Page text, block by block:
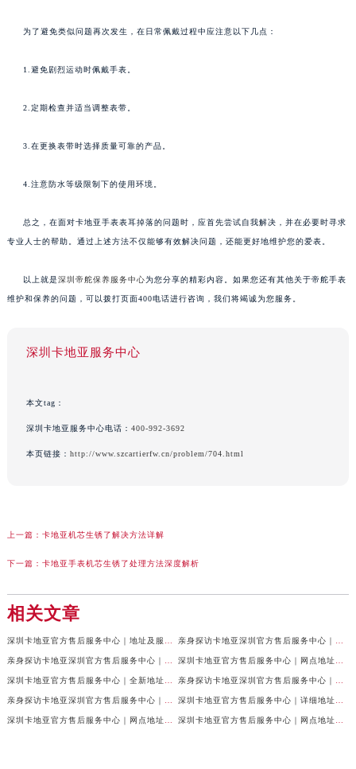
为了避免类似问题再次发生，在日常佩戴过程中应注意以下几点：
1.避免剧烈运动时佩戴手表。
2.定期检查并适当调整表带。
3.在更换表带时选择质量可靠的产品。
4.注意防水等级限制下的使用环境。
总之，在面对卡地亚手表表耳掉落的问题时，应首先尝试自我解决，并在必要时寻求
专业人士的帮助。通过上述方法不仅能够有效解决问题，还能更好地维护您的爱表。
以上就是深圳帝舵保养服务中心为您分享的精彩内容。如果您还有其他关于帝舵手表
维护和保养的问题，可以拨打页面400电话进行咨询，我们将竭诚为您服务。
深圳卡地亚服务中心
本文tag：
深圳卡地亚服务中心电话： 400-992-3692
本页链接： http://www.szcartierfw.cn/problem/704.html
上一篇： 卡地亚机芯生锈了解决方法详解
下一篇： 卡地亚手表机芯生锈了处理方法深度解析
相关文章